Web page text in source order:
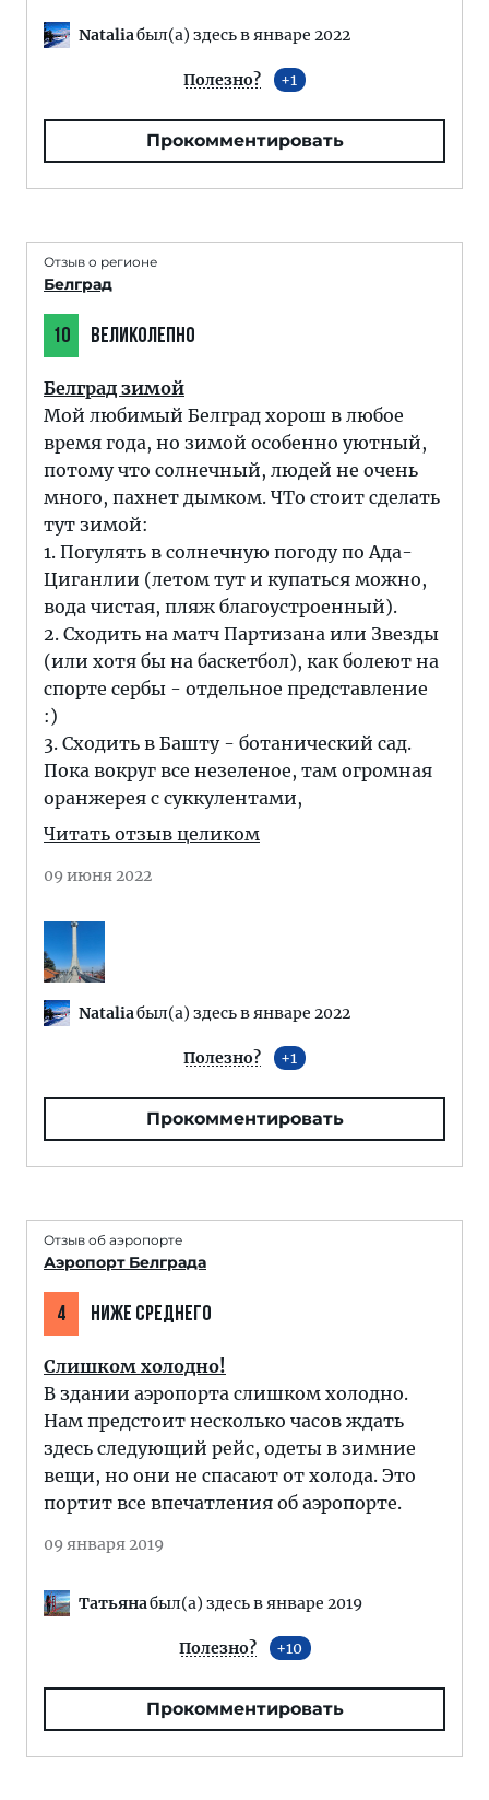
Nataliaбыл(а) здесь в январе 2022
Полезно? 1
Прокомментировать
Отзыв о регионе
Белград
10 ВЕЛИКОЛЕПНО
Белград зимой
Мой любимый Белград хорош в любое
время года, но зимой особенно уютный,
потому что солнечный, людей не очень
много, пахнет дымком. ЧТо стоит сделать
тут зимой:
1. Погулять в солнечную погоду по Ада-
Циганлии (летом тут и купаться можно,
вода чистая, пляж благоустроенный).
2. Сходить на матч Партизана или Звезды
(или хотя бы на баскетбол), как болеют на
спорте сербы - отдельное представление
:)
3. Сходить в Башту - ботанический сад.
Пока вокруг все незеленое, там огромная
оранжерея с суккулентами,
Читать отзыв целиком
09 июня 2022
Nataliaбыл(а) здесь в январе 2022
Полезно? 1
Прокомментировать
Отзыв об аэропорте
Аэропорт Белграда
4 НИЖЕ СРЕДНЕГО
Слишком холодно!
В здании аэропорта слишком холодно.
Нам предстоит несколько часов ждать
здесь следующий рейс, одеты в зимние
вещи, но они не спасают от холода. Это
портит все впечатления об аэропорте.
09 января 2019
Татьянабыл(а) здесь в январе 2019
Полезно? 10
Прокомментировать